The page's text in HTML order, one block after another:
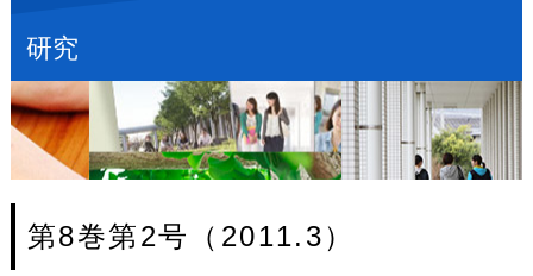
研究
第8巻第2号（2011.3）